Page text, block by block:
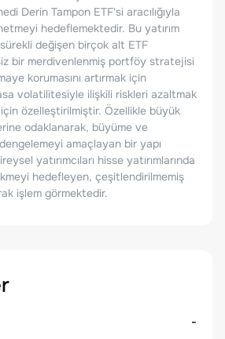
Derin Tampon ETF'si aracılığıyla
hedeflemektedir. Bu yatırım
değişen birçok alt ETF
bir merdivenlenmiş portföy stratejisi
korumasını artırmak için
volatilitesiyle ilişkili riskleri azaltmak
için özelleştirilmiştir. Özellikle büyük
odaklanarak, büyüme ve
amaçlayan bir yapı
yatırımcıları hisse yatırımlarında
hedefleyen, çeşitlendirilmemiş
işlem görmektedir.
-